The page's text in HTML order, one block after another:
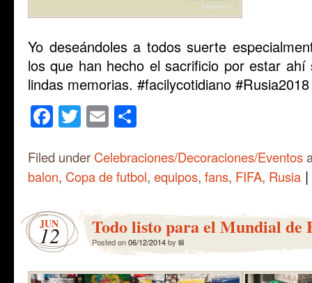
Yo deseándoles a todos suerte
los que han hecho el sacrificio por estar
lindas memorias. #facilycotidiano #Rusia2018
Facebook
Twitter
Email
Filed under Celebraciones/Decoraciones/Eventos
balon, Copa de futbol, equipos, fans, FIFA, Rusia |
JUN
12 Todo listo para el Mundial de
Posted on06/12/2014by lili